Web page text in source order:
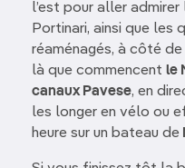
l’est pour aller
Portinari, ainsi que les
réaménagés, à côté de
là que commencent le
canaux Pavese, en
les longer en vélo ou
heure sur un bateau de